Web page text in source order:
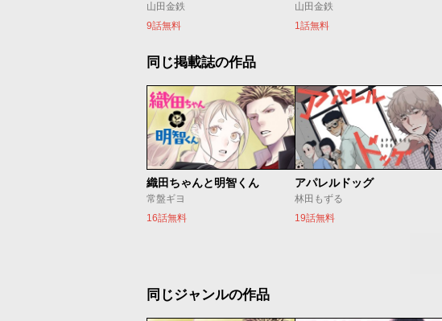
山田金鉄
9話無料
山田金鉄
1話無料
同じ掲載誌の作品
織田ちゃんと明智くん
常盤ギヨ
16話無料
アパレルドッグ
林田もずる
19話無料
同じジャンルの作品